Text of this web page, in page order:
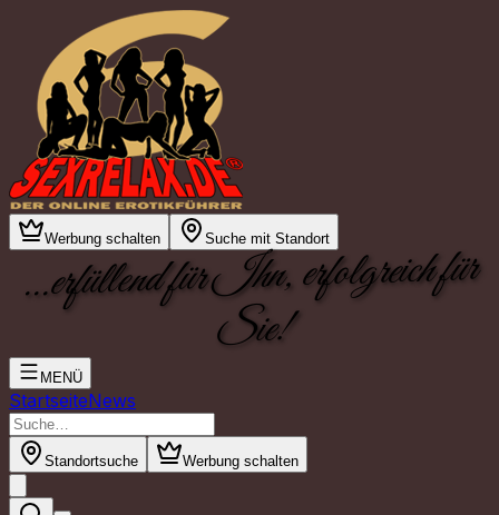
Werbung schalten Suche mit Standort
...erfüllend für Ihn, erfolgreich für
Sie!
MENÜ
StartseiteNews
Standortsuche Werbung schalten